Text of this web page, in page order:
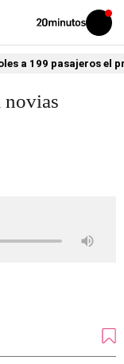
Volver
Iniciar
sesión
a 199 pasajeros el
novias